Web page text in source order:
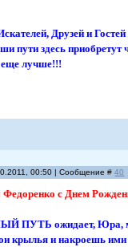
Друзей и
пути здесь приобретут
лучше!!!
00:50 | Сообщение #40
с Днем
ПУТЬ ожидает, Юра,
крылья и накроешь ими